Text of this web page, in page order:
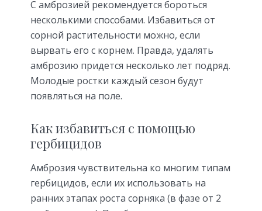
С амброзией рекомендуется бороться
несколькими способами. Избавиться от
сорной растительности можно, если
вырвать его с корнем. Правда, удалять
амброзию придется несколько лет подряд.
Молодые ростки каждый сезон будут
появляться на поле.
Как избавиться с помощью
гербицидов
Амброзия чувствительна ко многим типам
гербицидов, если их использовать на
ранних этапах роста сорняка (в фазе от 2